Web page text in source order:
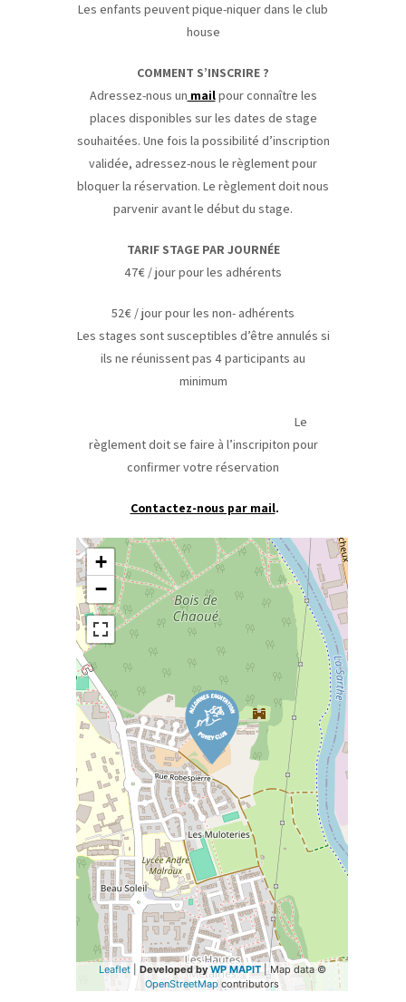
Les enfants peuvent pique-niquer dans le club
house
COMMENT S’INSCRIRE ?
Adressez-nous un mailpour connaître les
places disponibles sur les dates de stage
souhaitées. Une fois la possibilité d’inscription
validée, adressez-nous le règlement pour
bloquer la réservation. Le règlement doit nous
parvenir avant le début du stage.
TARIF STAGE PAR JOURNÉE
47€ / jour pour les adhérents
52€ / jour pour les non- adhérents
Les stages sont susceptibles d’être annulés si
ils ne réunissent pas 4 participants au
minimum
Le
règlement doit se faire à l’inscripiton pour
confirmer votre réservation
Contactez-nous par mail.
+
−
Leaflet| Developed byWP MAPIT| Map data ©
OpenStreetMap contributors